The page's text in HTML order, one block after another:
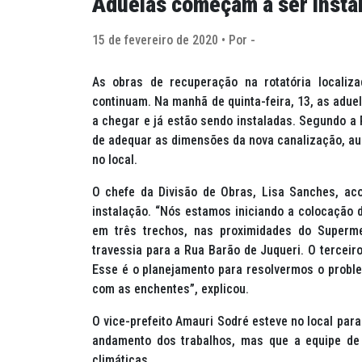
15 de fevereiro de 2020 • Por -
As obras de recuperação na rotatória
continuam. Na manhã de quinta-feira, 13, as
a chegar e já estão sendo instaladas. Segundo
de adequar as dimensões da nova canalização,
no local.
O chefe da Divisão de Obras, Lisa Sanches,
instalação. “Nós estamos iniciando a
em três trechos, nas proximidades do
travessia para a Rua Barão de Juqueri. O
Esse é o planejamento para resolvermos o
com as enchentes”, explicou.
O vice-prefeito Amauri Sodré esteve no local
andamento dos trabalhos, mas que a equipe